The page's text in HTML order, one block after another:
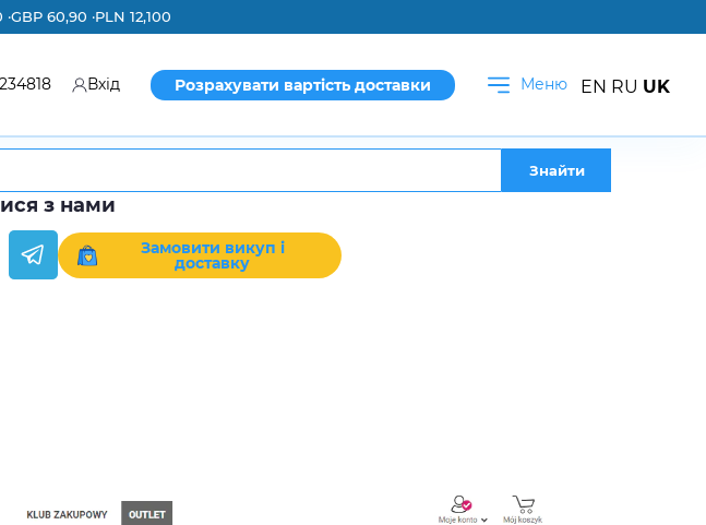
·GBP 60,90 ·PLN 12,100
Вхід Розрахувати вартість доставки Меню
Знайти
з нами
Замовити викуп і
доставку
EN RU UK